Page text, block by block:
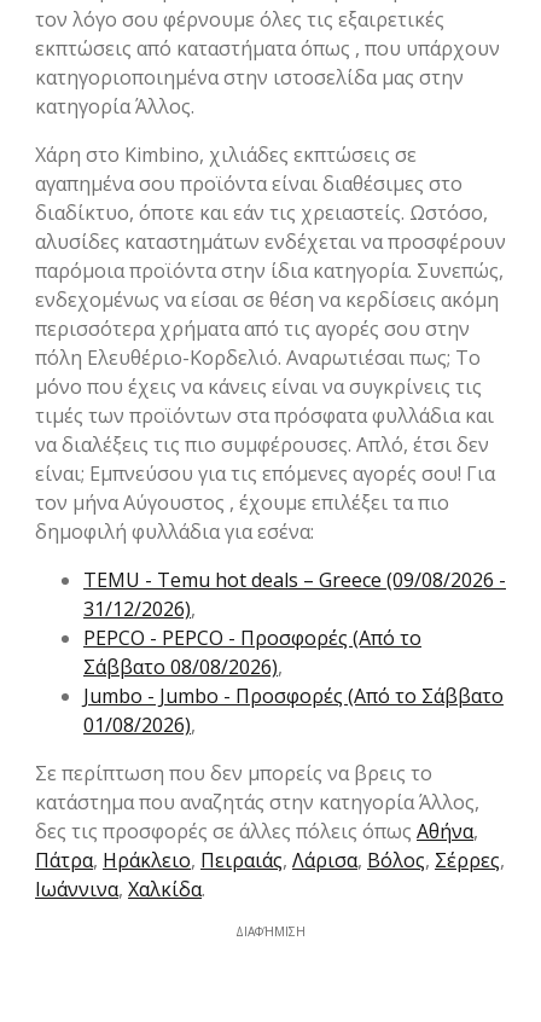
τον λόγο σου φέρνουμε όλες τις εξαιρετικές
εκπτώσεις από καταστήματα όπως , που υπάρχουν
κατηγοριοποιημένα στην ιστοσελίδα μας στην
κατηγορία Άλλος.
Χάρη στο Kimbino, χιλιάδες εκπτώσεις σε
αγαπημένα σου προϊόντα είναι διαθέσιμες στο
διαδίκτυο, όποτε και εάν τις χρειαστείς. Ωστόσο,
αλυσίδες καταστημάτων ενδέχεται να προσφέρουν
παρόμοια προϊόντα στην ίδια κατηγορία. Συνεπώς,
ενδεχομένως να είσαι σε θέση να κερδίσεις ακόμη
περισσότερα χρήματα από τις αγορές σου στην
πόλη Ελευθέριο-Κορδελιό. Αναρωτιέσαι πως; Το
μόνο που έχεις να κάνεις είναι να συγκρίνεις τις
τιμές των προϊόντων στα πρόσφατα φυλλάδια και
να διαλέξεις τις πιο συμφέρουσες. Απλό, έτσι δεν
είναι; Εμπνεύσου για τις επόμενες αγορές σου! Για
τον μήνα Αύγουστος , έχουμε επιλέξει τα πιο
δημοφιλή φυλλάδια για εσένα:
TEMU - Temu hot deals – Greece (09/08/2026 -
31/12/2026),
PEPCO - PEPCO - Προσφορές (Από το
Σάββατο 08/08/2026),
Jumbo - Jumbo - Προσφορές (Από το Σάββατο
01/08/2026),
Σε περίπτωση που δεν μπορείς να βρεις το
κατάστημα που αναζητάς στην κατηγορία Άλλος,
δες τις προσφορές σε άλλες πόλεις όπως Αθήνα,
Πάτρα, Ηράκλειο, Πειραιάς, Λάρισα, Βόλος, Σέρρες,
Ιωάννινα, Χαλκίδα.
ΔΙΑΦΉΜΙΣΗ